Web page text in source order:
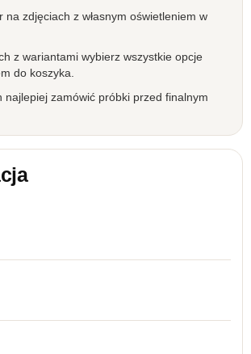
na zdjęciach z własnym oświetleniem w
z wariantami wybierz wszystkie opcje
do koszyka.
najlepiej zamówić próbki przed finalnym